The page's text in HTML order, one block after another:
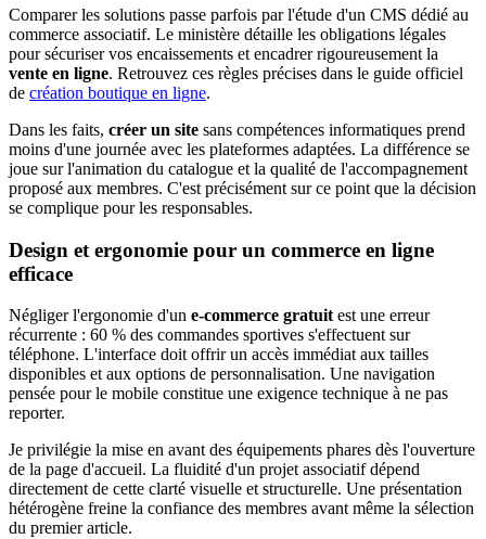
Comparer les solutions passe parfois par l'étude d'un CMS dédié au
commerce associatif. Le ministère détaille les obligations légales
pour sécuriser vos encaissements et encadrer rigoureusement la
vente en ligne. Retrouvez ces règles précises dans le guide officiel
de création boutique en ligne.
Dans les faits, créer un site sans compétences informatiques prend
moins d'une journée avec les plateformes adaptées. La différence se
joue sur l'animation du catalogue et la qualité de l'accompagnement
proposé aux membres. C'est précisément sur ce point que la décision
se complique pour les responsables.
Design et ergonomie pour un commerce en ligne
efficace
Négliger l'ergonomie d'un e-commerce gratuit est une erreur
récurrente : 60 % des commandes sportives s'effectuent sur
téléphone. L'interface doit offrir un accès immédiat aux tailles
disponibles et aux options de personnalisation. Une navigation
pensée pour le mobile constitue une exigence technique à ne pas
reporter.
Je privilégie la mise en avant des équipements phares dès l'ouverture
de la page d'accueil. La fluidité d'un projet associatif dépend
directement de cette clarté visuelle et structurelle. Une présentation
hétérogène freine la confiance des membres avant même la sélection
du premier article.